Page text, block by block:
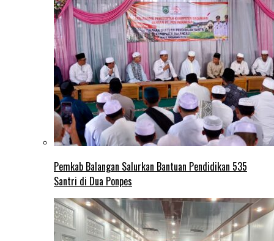
Pemkab Balangan Salurkan Bantuan Pendidikan 535
Santri di Dua Ponpes